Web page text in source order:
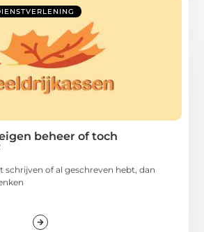
beheer of toch
schrijven of al geschreven hebt, dan